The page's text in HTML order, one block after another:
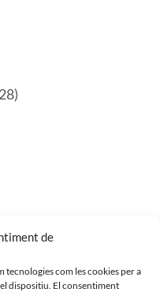
de
tecnologies com les cookies per a
dispositiu. El consentiment